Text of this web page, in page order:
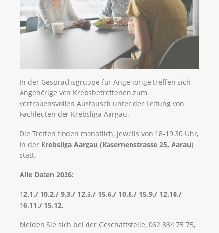
In der Gesprächsgruppe für Angehörige treffen sich
Angehörige von Krebsbetroffenen zum
vertrauensvollen Austausch unter der Leitung von
Fachleuten der Krebsliga Aargau.
Die Treffen finden monatlich, jeweils von 18-19.30 Uhr,
in der Krebsliga Aargau (Kasernenstrasse 25, Aarau)
statt.
Alle Daten 2026:
12.1./ 10.2./ 9.3./ 12.5./ 15.6./ 10.8./ 15.9./ 12.10./
16.11./ 15.12.
Melden Sie sich bei der Geschäftstelle, 062 834 75 75,